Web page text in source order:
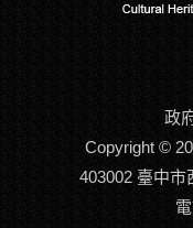
政
Copyright ©
403002 臺中市